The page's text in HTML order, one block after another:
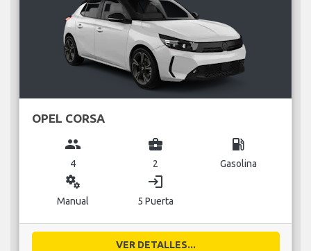
OPEL CORSA
group
4
business_center
2
local_gas_station
Gasolina
miscellaneous_services
Manual
login
5 Puerta
VER DETALLES...